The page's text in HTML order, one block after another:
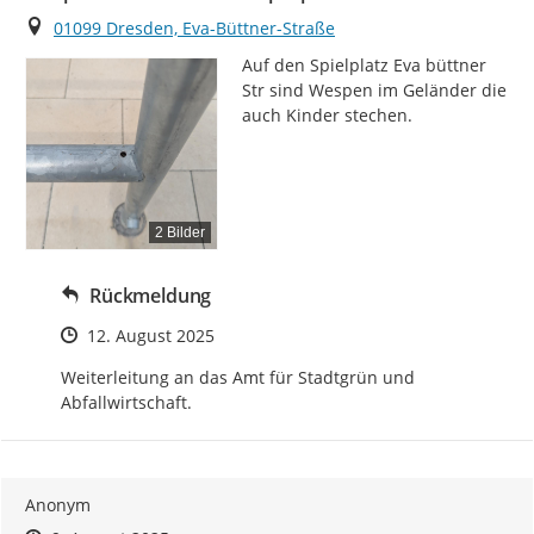
Ort
01099 Dresden, Eva-Büttner-Straße
2 Bilder
Auf den Spielplatz Eva büttner
Str sind Wespen im Geländer die
auch Kinder stechen.
Rückmeldung
Zeitpunkt des Erstellens
12. August 2025
Weiterleitung an das Amt für Stadtgrün und
Abfallwirtschaft.
Anonym